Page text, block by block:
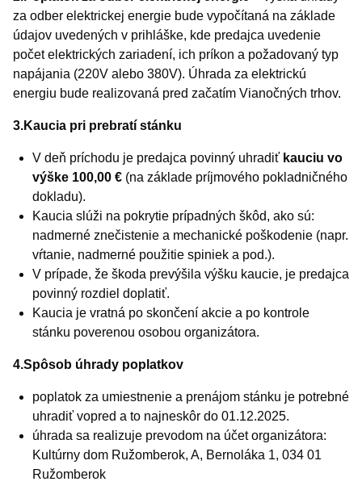
za odber elektrickej energie bude vypočítaná na základe
údajov uvedených v prihláške, kde predajca uvedenie
počet elektrických zariadení, ich príkon a požadovaný typ
napájania (220V alebo 380V). Úhrada za elektrickú
energiu bude realizovaná pred začatím Vianočných trhov.
3.Kaucia pri prebratí stánku
V deň príchodu je predajca povinný uhradiť kauciu vo
výške 100,00 € (na základe príjmového pokladničného
dokladu).
Kaucia slúži na pokrytie prípadných škôd, ako sú:
nadmerné znečistenie a mechanické poškodenie (napr.
vŕtanie, nadmerné použitie spiniek a pod.).
V prípade, že škoda prevýšila výšku kaucie, je predajca
povinný rozdiel doplatiť.
Kaucia je vratná po skončení akcie a po kontrole
stánku poverenou osobou organizátora.
4.Spôsob úhrady poplatkov
poplatok za umiestnenie a prenájom stánku je potrebné
uhradiť vopred a to najneskôr do 01.12.2025.
úhrada sa realizuje prevodom na účet organizátora:
Kultúrny dom Ružomberok, A, Bernoláka 1, 034 01
Ružomberok